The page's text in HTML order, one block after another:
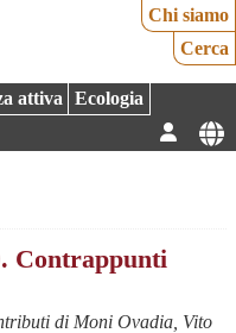
Chi siamo
Cerca
attiva
Ecologia
Contrappunti
di Moni Ovadia, Vito